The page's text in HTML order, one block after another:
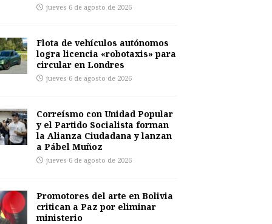
jueves 6 de agosto de 2026
Flota de vehículos autónomos
logra licencia «robotaxis» para
circular en Londres
jueves 6 de agosto de 2026
Correísmo con Unidad Popular
y el Partido Socialista forman
la Alianza Ciudadana y lanzan
a Pábel Muñoz
jueves 6 de agosto de 2026
Promotores del arte en Bolivia
critican a Paz por eliminar
ministerio